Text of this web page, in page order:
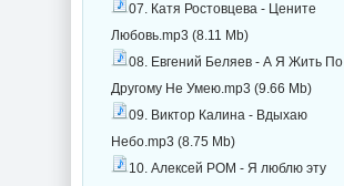
07. Катя Ростовцева - Цените
Любовь.mp3 (8.11 Mb)
08. Евгений Беляев - А Я Жить По
Другому Не Умею.mp3 (9.66 Mb)
09. Виктор Калина - Вдыхаю
Небо.mp3 (8.75 Mb)
10. Алексей РОМ - Я люблю эту